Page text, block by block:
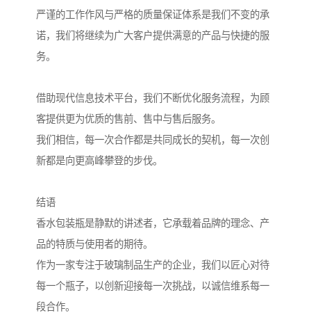
严谨的工作作风与严格的质量保证体系是我们不变的承
诺，我们将继续为广大客户提供满意的产品与快捷的服
务。
借助现代信息技术平台，我们不断优化服务流程，为顾
客提供更为优质的售前、售中与售后服务。
我们相信，每一次合作都是共同成长的契机，每一次创
新都是向更高峰攀登的步伐。
结语
香水包装瓶是静默的讲述者，它承载着品牌的理念、产
品的特质与使用者的期待。
作为一家专注于玻璃制品生产的企业，我们以匠心对待
每一个瓶子，以创新迎接每一次挑战，以诚信维系每一
段合作。